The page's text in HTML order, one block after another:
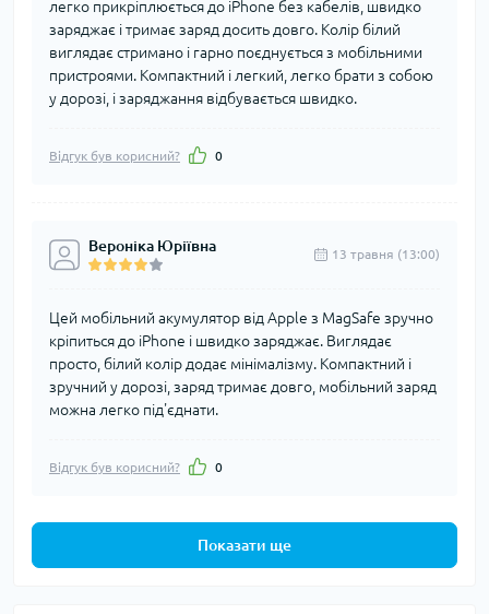
легко прикріплюється до iPhone без кабелів, швидко
заряджає і тримає заряд досить довго. Колір білий
виглядає стримано і гарно поєднується з мобільними
пристроями. Компактний і легкий, легко брати з собою
у дорозі, і заряджання відбувається швидко.
Відгук був корисний? 0
Вероніка Юріївна 13 травня (13:00)
Цей мобільний акумулятор від Apple з MagSafe зручно
кріпиться до iPhone і швидко заряджає. Виглядає
просто, білий колір додає мінімалізму. Компактний і
зручний у дорозі, заряд тримає довго, мобільний заряд
можна легко під'єднати.
Відгук був корисний? 0
Показати ще